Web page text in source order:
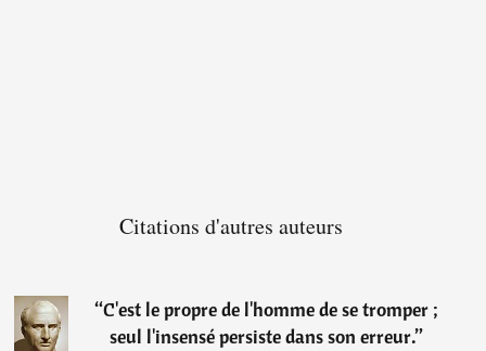
Citations d'autres auteurs
“C'est le propre de l'homme de se tromper ;
seul l'insensé persiste dans son erreur.”